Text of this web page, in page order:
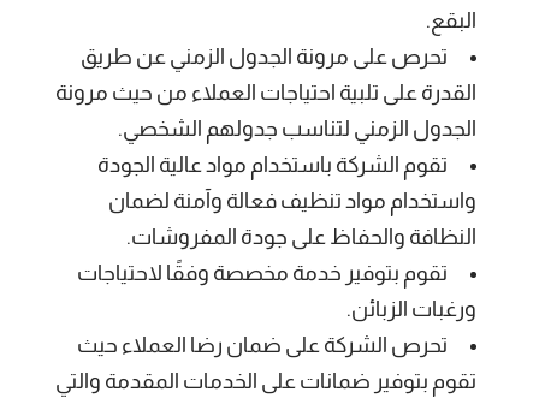
البقع.
تحرص على مرونة الجدول الزمني عن طريق
القدرة على تلبية احتياجات العملاء من حيث مرونة
الجدول الزمني لتناسب جدولهم الشخصي.
تقوم الشركة باستخدام مواد عالية الجودة
واستخدام مواد تنظيف فعالة وآمنة لضمان
النظافة والحفاظ على جودة المفروشات.
تقوم بتوفير خدمة مخصصة وفقًا لاحتياجات
ورغبات الزبائن.
تحرص الشركة على ضمان رضا العملاء حيث
تقوم بتوفير ضمانات على الخدمات المقدمة والتي